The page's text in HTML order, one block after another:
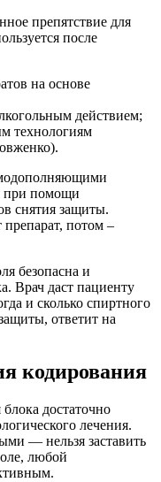
препятствие для
после
на основе
действием;
технологиям
при помощи
снятия защиты.
препарат, потом –
безопасна и
Врач даст пациенту
и сколько спиртного
ответит на
кодирования
достаточно
лечения.
— нельзя заставить
любой